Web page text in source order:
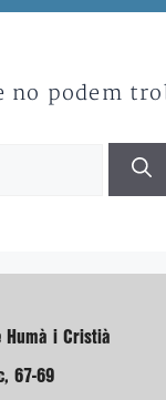
no podem
Humà i Cristià
67-69